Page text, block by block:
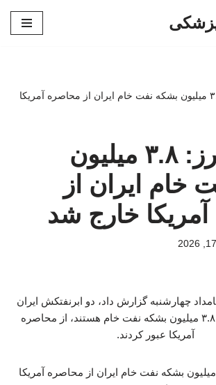
تنکر ترکرز: ۳.۸ میلیون بشکه نفت خام ایران از محاصره آمریکا
تنکر ترکرز: ۳.۸ میلیون
خام ایران از
خارج شد
چهارشنبه گزارش داد، دو ابرنفتکش ایران
که مجموعا حامل ۳.۸ میلیون بشکه نفت خام هستند، از محاصره
آمریکا عبور کردند.